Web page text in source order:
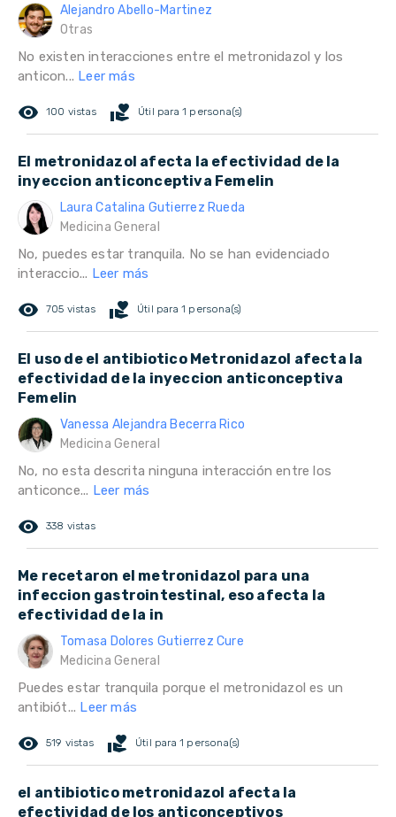
Alejandro Abello-Martinez
Otras
No existen interacciones entre el metronidazol y los
anticon... Leer más
remove_red_eye 100 vistas volunteer_activism Útil para 1 persona(s)
El metronidazol afecta la efectividad de la
inyeccion anticonceptiva Femelin
Laura Catalina Gutierrez Rueda
Medicina General
No, puedes estar tranquila. No se han evidenciado
interaccio... Leer más
remove_red_eye 705 vistas volunteer_activism Útil para 1 persona(s)
El uso de el antibiotico Metronidazol afecta la
efectividad de la inyeccion anticonceptiva
Femelin
Vanessa Alejandra Becerra Rico
Medicina General
No, no esta descrita ninguna interacción entre los
anticonce... Leer más
remove_red_eye 338 vistas
Me recetaron el metronidazol para una
infeccion gastrointestinal, eso afecta la
efectividad de la in
Tomasa Dolores Gutierrez Cure
Medicina General
Puedes estar tranquila porque el metronidazol es un
antibiót... Leer más
remove_red_eye 519 vistas volunteer_activism Útil para 1 persona(s)
el antibiotico metronidazol afecta la
efectividad de los anticonceptivos